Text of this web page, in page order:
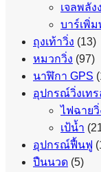
เจลพลัง
บาร์เพิ่
ถุงเท้าวิ่ง (13)
หมวกวิ่ง (97)
นาฬิกา GPS
อุปกรณ์วิ่งเทร
ไฟฉายวิ่
เป้น้ำ
อุปกรณ์ฟื้นฟู
ปืนนวด (5)